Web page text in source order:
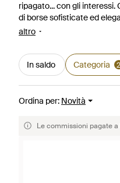
ripagato... con gli
di borse sofisticate ed
matelassé
altro
In saldo Categoria 2
Ordina per: Novità
Le commissioni pagate